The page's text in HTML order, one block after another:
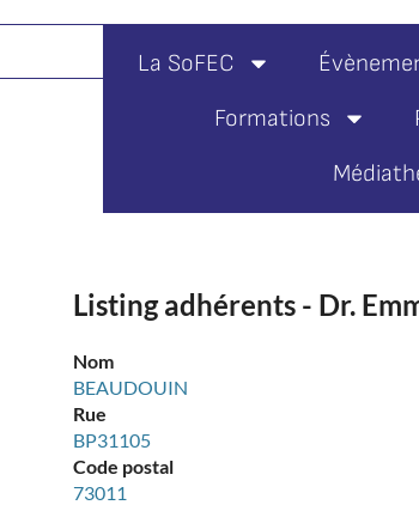
La SoFEC
Formations
Listing adhérents - Dr.
Nom
BEAUDOUIN
Rue
BP31105
Code postal
73011